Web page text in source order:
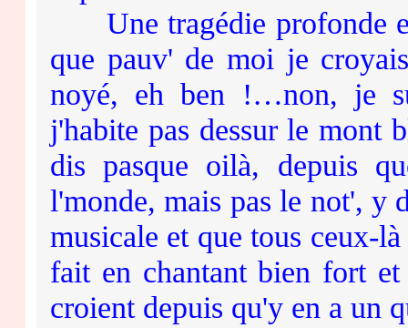
Une tragédie profonde
que pauv' de moi je
noyé, eh ben !…non, je
j'habite pas dessur le mont
dis pasque oilà, depuis
l'monde, mais pas le not', y
musicale et que tous ceux-
fait en chantant bien fort
croient depuis qu'y en a un